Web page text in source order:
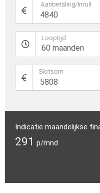
Aanbetaling/Inruil
Looptijd
Slotsom
Indicatie maandelijkse
291 p/mnd